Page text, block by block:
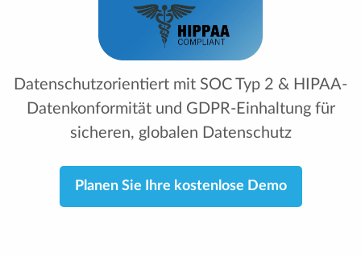
Datenschutzorientiert mit SOC Typ 2 & HIPAA-
Datenkonformität und GDPR-Einhaltung für
sicheren, globalen Datenschutz
Planen Sie Ihre kostenlose Demo